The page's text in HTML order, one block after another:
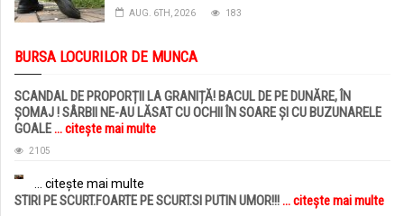
AUG. 6TH, 2026 183
BURSA LOCURILOR DE MUNCA
SCANDAL DE PROPORȚII LA GRANIȚĂ! BACUL DE PE DUNĂRE, ÎN
ȘOMAJ ! SÂRBII NE-AU LĂSAT CU OCHII ÎN SOARE ȘI CU BUZUNARELE
GOALE... citește mai multe
2105
... citește mai multe
STIRI PE SCURT.FOARTE PE SCURT.SI PUTIN UMOR!!!... citește mai multe